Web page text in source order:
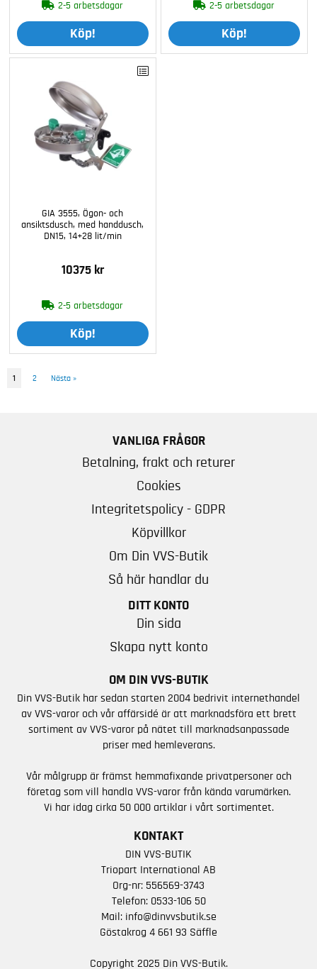
2-5 arbetsdagar
Köp!
2-5 arbetsdagar
Köp!
GIA 3555, Ögon- och
ansiktsdusch, med handdusch,
DN15, 14+28 lit/min
10375 kr
2-5 arbetsdagar
Köp!
1 2 Nästa »
VANLIGA FRÅGOR
Betalning, frakt och returer
Cookies
Integritetspolicy - GDPR
Köpvillkor
Om Din VVS-Butik
Så här handlar du
DITT KONTO
Din sida
Skapa nytt konto
OM DIN VVS-BUTIK
Din VVS-Butik har sedan starten 2004 bedrivit internethandel
av VVS-varor och vår affärsidé är att marknadsföra ett brett
sortiment av VVS-varor på nätet till marknadsanpassade
priser med hemleverans.
Vår målgrupp är främst hemmafixande privatpersoner och
företag som vill handla VVS-varor från kända varumärken.
Vi har idag cirka 50 000 artiklar i vårt sortimentet.
KONTAKT
DIN VVS-BUTIK
Triopart International AB
Org-nr: 556569-3743
Telefon: 0533-106 50
Mail: info@dinvvsbutik.se
Göstakrog 4 661 93 Säffle
Copyright 2025 Din VVS-Butik.